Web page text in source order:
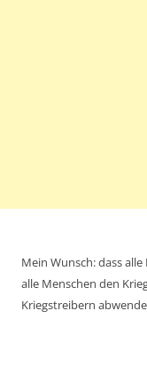
Mein Wunsch: dass
alle Menschen den
Kriegstreibern